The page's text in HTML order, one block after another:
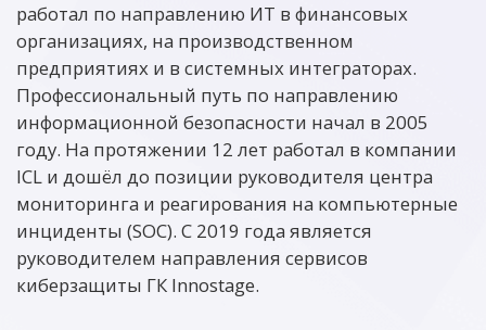
работал по направлению ИТ в финансовых
организациях, на производственном
предприятиях и в системных интеграторах.
Профессиональный путь по направлению
информационной безопасности начал в 2005
году. На протяжении 12 лет работал в компании
ICL и дошёл до позиции руководителя центра
мониторинга и реагирования на компьютерные
инциденты (SOC). С 2019 года является
руководителем направления сервисов
киберзащиты ГК Innostage.